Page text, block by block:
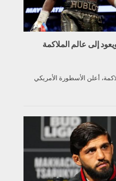
إلى عالم الملاكمة
أعلن الأسطورة الأمريكي